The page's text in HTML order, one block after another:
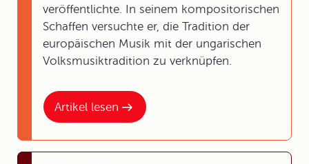
Artikel lesen
veröffentlichte. In seinem kompositorischen
Schaffen versuchte er, die Tradition der
europäischen Musik mit der ungarischen
Volksmusiktradition zu verknüpfen.